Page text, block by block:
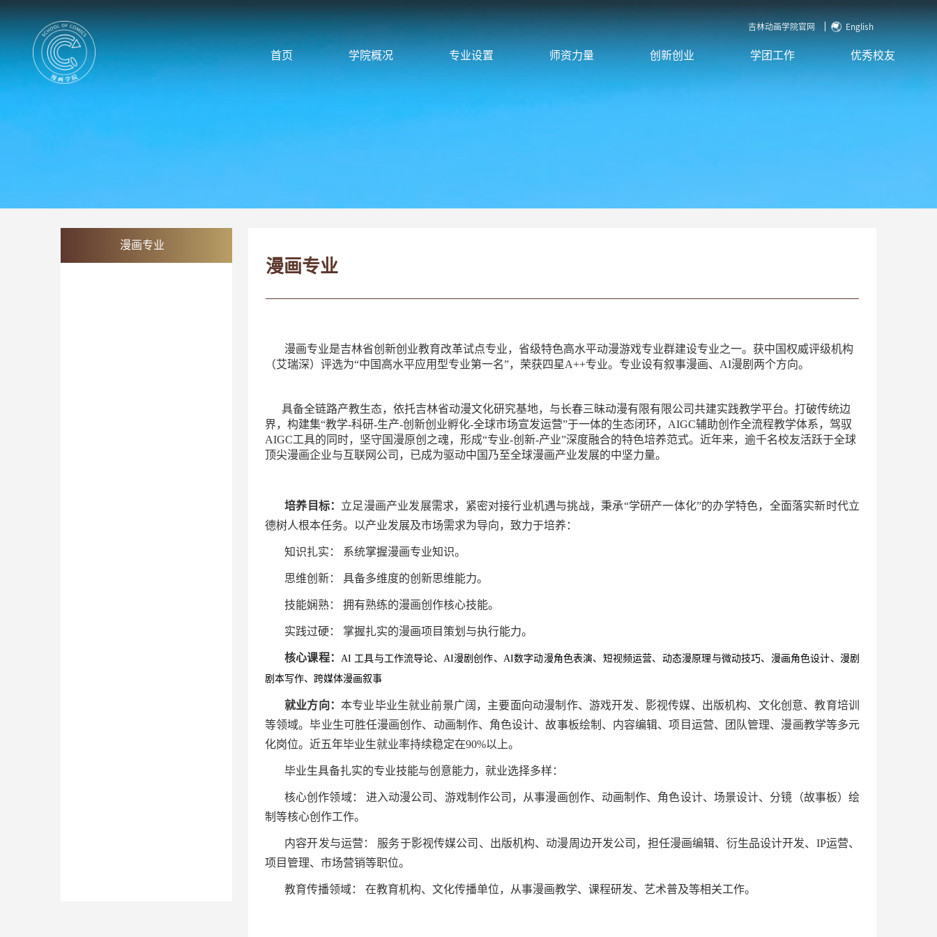
吉林动画学院官网 English
首页 学院概况 专业设置 师资力量 创新创业 学团工作 优秀校友
漫画专业
漫画专业
漫画专业是吉林省创新创业教育改革试点专业，省级特色高水平动漫游戏专业群建设专业之一。获中国权威评级机构
（艾瑞深）评选为“中国高水平应用型专业第一名”，荣获四星A++专业。专业设有叙事漫画、AI漫剧两个方向。
具备全链路产教生态，依托吉林省动漫文化研究基地，与长春三昧动漫有限有限公司共建实践教学平台。打破传统边
界，构建集“教学-科研-生产-创新创业孵化-全球市场宣发运营”于一体的生态闭环，AIGC辅助创作全流程教学体系，驾驭
AIGC工具的同时，坚守国漫原创之魂，形成“专业-创新-产业”深度融合的特色培养范式。近年来，逾千名校友活跃于全球
顶尖漫画企业与互联网公司，已成为驱动中国乃至全球漫画产业发展的中坚力量。
培养目标： 立足漫画产业发展需求，紧密对接行业机遇与挑战，秉承“学研产一体化”的办学特色，全面落实新时代立
德树人根本任务。以产业发展及市场需求为导向，致力于培养：
知识扎实： 系统掌握漫画专业知识。
思维创新： 具备多维度的创新思维能力。
技能娴熟： 拥有熟练的漫画创作核心技能。
实践过硬： 掌握扎实的漫画项目策划与执行能力。
核心课程： AI 工具与工作流导论、AI漫剧创作、AI数字动漫角色表演、 短视频运营、动态漫原理与微动技巧、漫画角色设计、漫剧
剧本写作、 跨媒体漫画叙事
就业方向： 本专业毕业生就业前景广阔，主要面向动漫制作、游戏开发、影视传媒、出版机构、文化创意、教育培训
等领域。毕业生可胜任漫画创作、动画制作、角色设计、故事板绘制、内容编辑、项目运营、团队管理、漫画教学等多元
化岗位。近五年毕业生就业率持续稳定在90%以上。
毕业生具备扎实的专业技能与创意能力，就业选择多样：
核心创作领域： 进入动漫公司、游戏制作公司，从事漫画创作、动画制作、角色设计、场景设计、分镜（故事板）绘
制等核心创作工作。
内容开发与运营： 服务于影视传媒公司、出版机构、动漫周边开发公司，担任漫画编辑、衍生品设计开发、IP运营、
项目管理、市场营销等职位。
教育传播领域： 在教育机构、文化传播单位，从事漫画教学、课程研发、艺术普及等相关工作。